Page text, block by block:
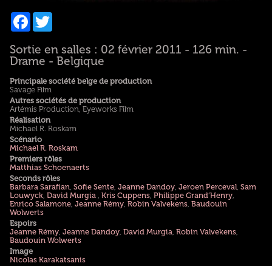
Facebook
Twitter
Sortie en salles : 02 février 2011 - 126 min. -
Drame - Belgique
Principale société belge de production
Savage Film
Autres sociétés de production
Artémis Production, Eyeworks Film
Réalisation
Michael R. Roskam
Scénario
Michael R. Roskam
Premiers rôles
Matthias Schoenaerts
Seconds rôles
Barbara Sarafian, Sofie Sente, Jeanne Dandoy, Jeroen Perceval, Sam
Louwyck, David Murgia , Kris Cuppens, Philippe Grand’Henry,
Enrico Salamone, Jeanne Rémy, Robin Valvekens, Baudouin
Wolwerts
Espoirs
Jeanne Rémy, Jeanne Dandoy, David Murgia, Robin Valvekens,
Baudouin Wolwerts
Image
Nicolas Karakatsanis